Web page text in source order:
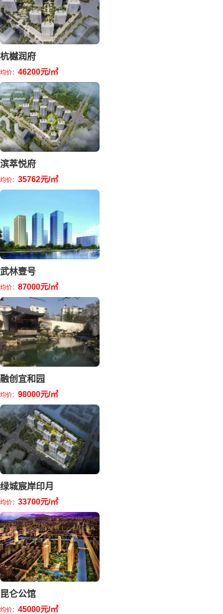
杭樾润府
均价： 46200元/㎡
滨萃悦府
均价： 35762元/㎡
武林壹号
均价： 87000元/㎡
融创宜和园
均价： 98000元/㎡
绿城宸岸印月
均价： 33700元/㎡
昆仑公馆
均价： 45000元/㎡